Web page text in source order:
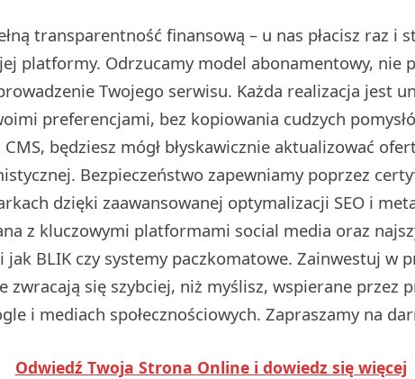
transparentność finansową – u nas płacisz raz i
platformy. Odrzucamy model abonamentowy, nie
Twojego serwisu. Każda realizacja jest
preferencjami, bez kopiowania cudzych
będziesz mógł błyskawicznie aktualizować
Bezpieczeństwo zapewniamy poprzez
dzięki zaawansowanej optymalizacji SEO i
z kluczowymi platformami social media oraz
jak BLIK czy systemy paczkomatowe. Zainwestuj w
zwracają się szybciej, niż myślisz, wspierane przez
i mediach społecznościowych. Zapraszamy na
Odwiedź Twoja Strona Online i dowiedz się więcej